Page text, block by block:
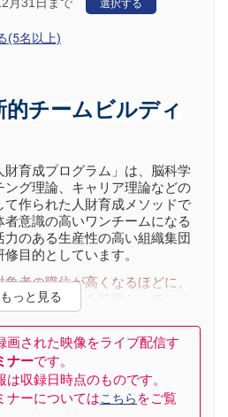
選択する
(5名以上)
的チームビルディ
育成プログラム」は、脳科学
グ理論、キャリア理論などの
作られた人財育成メソッドで
意識の高いワンチームになる
のある生産性の高い組織集団
目的としています。
象者の職位が高くなるほどに、
深くなるこ
受講体系
：全社員）：
理術「セルフコーチング」をテ
画された映像をライブ配信す
ナーです。
収録日時点のものです。
ナーについてはこちら をご覧